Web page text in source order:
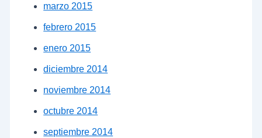
marzo 2015
febrero 2015
enero 2015
diciembre 2014
noviembre 2014
octubre 2014
septiembre 2014